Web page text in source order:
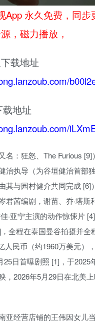
App 永久免费，同步
，磁力播放，
载地址
载地址
名：狂怒、The Furious
治执导（为谷垣健治首部
其与园村健介共同完成 [6]
君茜编剧，谢苗、乔·塔斯
·亚宁主演的动作惊悚片
全程在泰国曼谷拍摄并全
人民币（约1960万美元）
25日首曝剧照 [1]，于2025
，2026年5月29日在北美
亚经营店铺的王伟因女儿